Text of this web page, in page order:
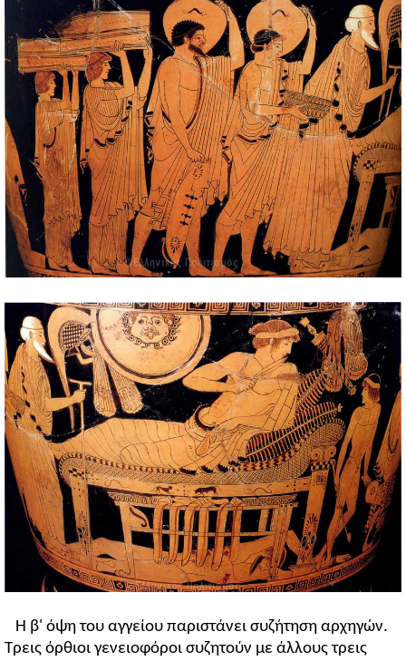
Η β' όψη του αγγείου παριστάνει συζήτηση αρχηγών.
Τρεις όρθιοι γενειοφόροι συζητούν με άλλους τρεις